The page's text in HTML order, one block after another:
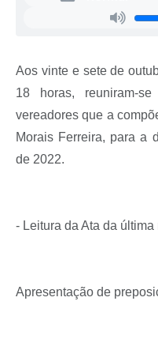
Aos vinte e sete de
18 horas, reuniram-
vereadores que a
Morais Ferreira, para a
de 2022.
- Leitura da Ata da última
Apresentação de